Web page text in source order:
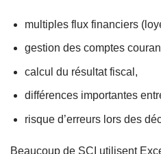
multiples flux financiers
gestion des comptes
calcul du résultat fiscal,
différences importantes
risque d’erreurs lors des
Beaucoup de SCI utilisent